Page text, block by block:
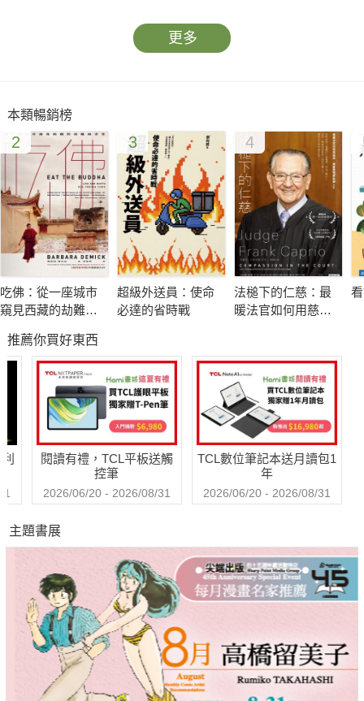
＊作者花費十年蒐集、篩選最佳版本，精美展現珍稀古地圖細節
＊採用特殊開本，完整呈現地圖全貌
＊結合地圖繪製年代世界大事，一書掌握歷史上臺灣的蹤跡
＊全書搭配700多幅圖片，全方位圖解
謎樣的小島
臺灣是東亞大陸旁的小小島嶼。如同今日在國際上的地位那般，
在歷史上也是曖昧不明。光是用來稱呼「臺灣」的名稱就有十餘
州、琉球、東寧、東番、鯤島、大冤等，而日本自古就稱臺灣為
高山國，在歐洲人的口中，則有我們熟悉的福爾摩沙與艾爾摩
莎。1554年臺灣第一次以福爾摩沙之名登上世界地圖，卻被拼錯
了字。
地圖上沒說的身世
臺灣的身世。他發現，古地圖中臺灣的地理位置與形狀大小不斷
改變。在中國地圖上，從最早以一個小黑點的形式出現在「唐十
道圖」上開始，到清朝的最後一幅臺灣地圖為止，臺灣島的「外
型」不下十幾種。而在外國古地圖中，更因地理阻隔、資訊不
通，即使到了十九世紀，都還有橫豎彎直各種「臺灣」，甚至還
被一分為三，令人眼花撩亂。
橫跨2000年的83幅世界古地圖
本書以好奇出發，從兩千年來的古地圖中精選83幅，完整介紹地
更多
本類暢銷榜
2
吃佛：從一座城市
窺見西藏的劫難與
3
超級外送員：使命
必達的省時戰
4
法槌下的仁慈：最
暖法官如何用慈
推薦你買好東西
閱讀有禮，TCL平板送觸
控筆
2026/06/20 - 2026/08/31
TCL數位筆記本送月讀包1
年
2026/06/20 - 2026/08/31
主題書展